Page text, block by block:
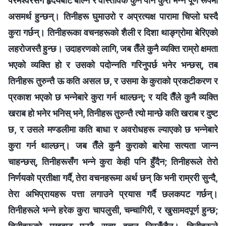
असमर्थ हुन्छन्। तिनीहरू घुमाउरो र अप्रत्यक्ष पारामा चिप्लो घस्दै
कुरा गर्छन्। तिनीहरूका वचनहरूको शैली र दिशा थाङ्ग्रोमा बेरिएको
लहरोजस्तै हुन्छ। उदाहरणको लागि, जब तैँले कुनै व्यक्ति राम्रो क्षमता
भएको व्यक्ति हो र उसको पदोन्‍नति गरिनुपर्छ भनेर भन्छस्, तब
तिनीहरू तुरुन्तै ऊ कति असल छ, र उसमा के कुराको प्रकटीकरण र
प्रकाश भएको छ भन्‍नेबारे कुरा गर्न थाल्छन्; र यदि तैँले कुनै व्यक्ति
खराब हो भनेर भनिस् भने, तिनीहरू तुरुन्तै त्यो मान्छे कति खराब र दुष्ट
छ, र उसले मण्डलीमा कति बाधा र अवरोधहरू ल्याएको छ भन्‍नेबारे
कुरा गर्न थाल्छन्। जब तैँले कुनै कुराको बारेमा सत्यता जान्‍न
चाहन्छस्, तिनीहरूसँग भन्‍ने कुरा केही पनि हुँदैन; तिनीहरूले तेरो
निर्णयको प्रतीक्षा गर्दै, तेरा वचनहरूमा अर्थ छन् कि भनी राम्ररी सुन्दै,
तेरा अभिप्रायहरू पत्ता लगाउने प्रयास गर्दै छलकपट गर्छन्।
तिनीहरूले भन्‍ने हरेक कुरा चापलुसी, चम्चागिरी, र खुसामदपूर्ण हुन्छ;